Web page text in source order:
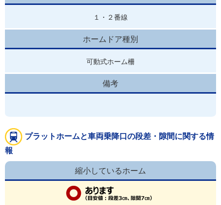
１・２番線
ホームドア種別
可動式ホーム柵
備考
プラットホームと車両乗降口の段差・隙間に関する情
報
縮小しているホーム